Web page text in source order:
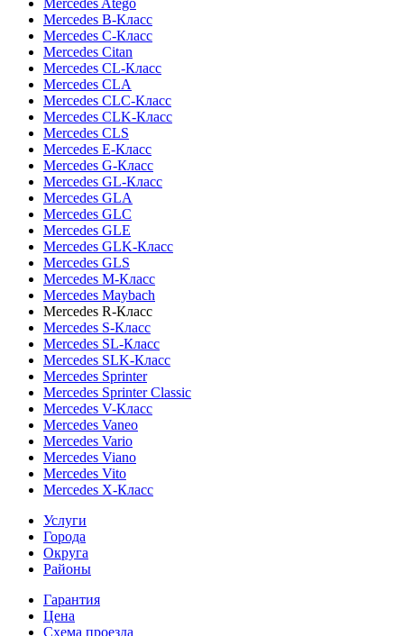
Mercedes Atego
Mercedes B-Класс
Mercedes C-Класс
Mercedes Citan
Mercedes CL-Класс
Mercedes CLA
Mercedes CLC-Класс
Mercedes CLK-Класс
Mercedes CLS
Mercedes E-Класс
Mercedes G-Класс
Mercedes GL-Класс
Mercedes GLA
Mercedes GLC
Mercedes GLE
Mercedes GLK-Класс
Mercedes GLS
Mercedes M-Класс
Mercedes Maybach
Mercedes R-Класс
Mercedes S-Класс
Mercedes SL-Класс
Mercedes SLK-Класс
Mercedes Sprinter
Mercedes Sprinter Classic
Mercedes V-Класс
Mercedes Vaneo
Mercedes Vario
Mercedes Viano
Mercedes Vito
Mercedes X-Класс
Услуги
Города
Округа
Районы
Гарантия
Цена
Схема проезда